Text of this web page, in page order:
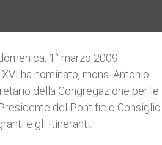
1° marzo 2009
ha nominato, mons. Antonio
della Congregazione per le
del Pontificio Consiglio
e gli Itineranti.